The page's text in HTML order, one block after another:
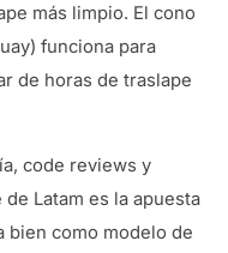
más limpio. El cono
funciona para
de horas de traslape
code reviews y
Latam es la apuesta
bien como modelo de